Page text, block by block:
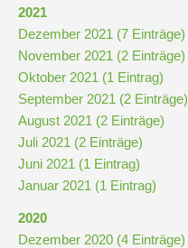
und
10
Hauptschulbildungsgang
Wahlpflichtunterricht
ab
Kl.
2021
Dezember 2021 (7 Einträge)
November 2021 (2 Einträge)
Oktober 2021 (1 Eintrag)
September 2021 (2 Einträge)
August 2021 (2 Einträge)
Juli 2021 (2 Einträge)
Juni 2021 (1 Eintrag)
Januar 2021 (1 Eintrag)
2020
Dezember 2020 (4 Einträge)